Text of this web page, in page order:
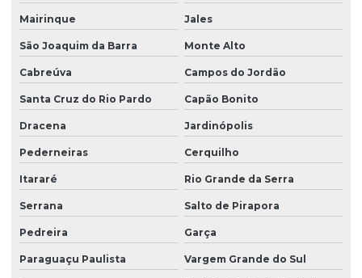
Limpeza profissional em empresas
Limpeza profissional de piso
Limpeza profissional de pisos
Limpeza profissional pós obra
Limpeza profissional de vidros
Limpeza terceirizada
Limpeza de vidro predial
Limpeza de vidros em altura
Mairinque Jales
São Joaquim da Barra Monte Alto
Cabreúva Campos do Jordão
Santa Cruz do Rio Pardo Capão Bonito
Dracena Jardinópolis
Pederneiras Cerquilho
Itararé Rio Grande da Serra
Serrana Salto de Pirapora
Pedreira Garça
Paraguaçu Paulista Vargem Grande do Sul